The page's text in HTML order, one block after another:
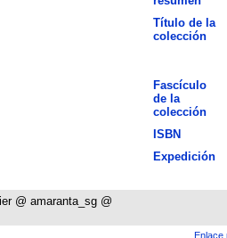
Título de la
colección
Fascículo
de la
colección
ISBN
Expedición
@ amaranta_sg @
Enlace